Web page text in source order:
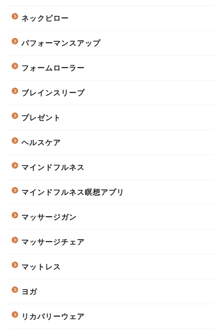
ネックピロー
パフォーマンスアップ
フォームローラー
ブレインスリープ
プレゼント
ヘルスケア
マインドフルネス
マインドフルネス瞑想アプリ
マッサージガン
マッサージチェア
マットレス
ヨガ
リカバリーウェア